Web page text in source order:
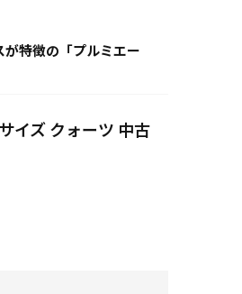
特徴の「プルミエー
イズ クォーツ 中古